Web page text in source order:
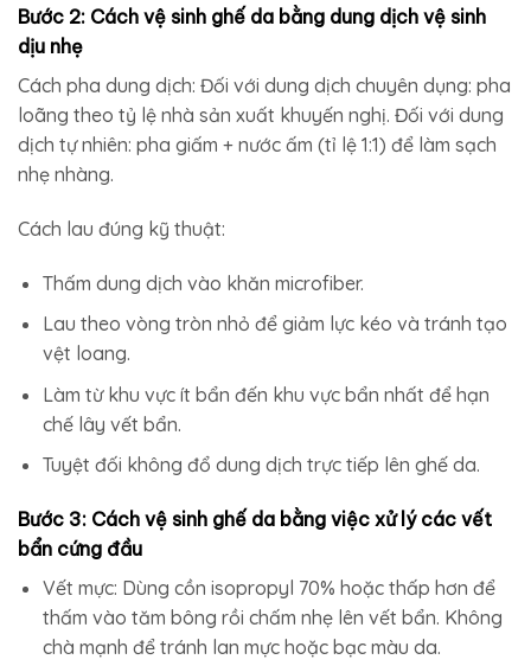
Bước 2: Cách vệ sinh ghế da bằng dung dịch vệ sinh
dịu nhẹ
Cách pha dung dịch: Đối với dung dịch chuyên dụng: pha
loãng theo tỷ lệ nhà sản xuất khuyến nghị. Đối với dung
dịch tự nhiên: pha giấm + nước ấm (tỉ lệ 1:1) để làm sạch
nhẹ nhàng.
Cách lau đúng kỹ thuật:
Thấm dung dịch vào khăn microfiber.
Lau theo vòng tròn nhỏ để giảm lực kéo và tránh tạo
vệt loang.
Làm từ khu vực ít bẩn đến khu vực bẩn nhất để hạn
chế lây vết bẩn.
Tuyệt đối không đổ dung dịch trực tiếp lên ghế da.
Bước 3: Cách vệ sinh ghế da bằng việc xử lý các vết
bẩn cứng đầu
Vết mực: Dùng cồn isopropyl 70% hoặc thấp hơn để
thấm vào tăm bông rồi chấm nhẹ lên vết bẩn. Không
chà mạnh để tránh lan mực hoặc bạc màu da.